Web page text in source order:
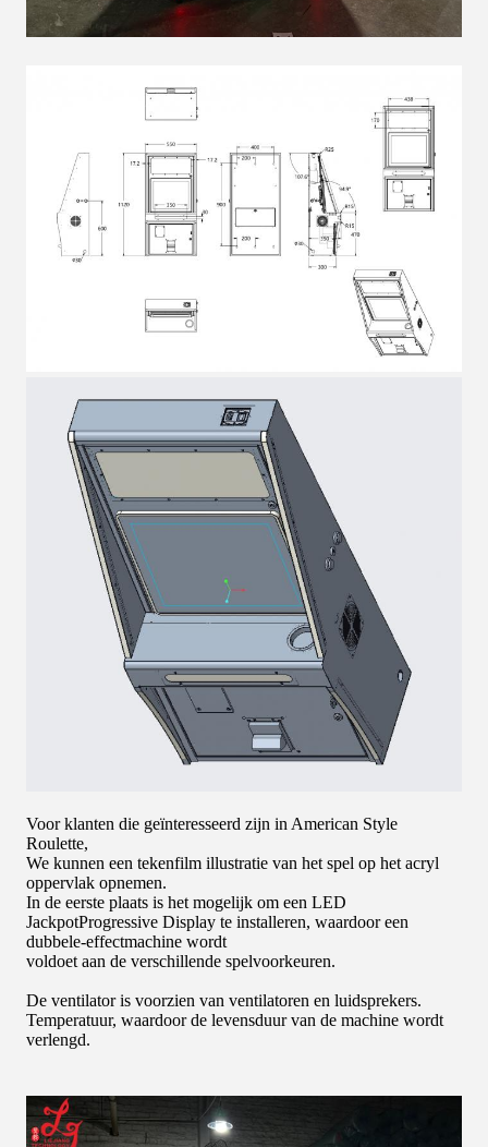
Voor klanten die geïnteresseerd zijn in American Style
Roulette,
We kunnen een tekenfilm illustratie van het spel op het acryl
oppervlak opnemen.
In de eerste plaats is het mogelijk om een LED
JackpotProgressive Display te installeren, waardoor een
dubbele-effectmachine wordt
voldoet aan de verschillende spelvoorkeuren.
De ventilator is voorzien van ventilatoren en luidsprekers.
Temperatuur, waardoor de levensduur van de machine wordt
verlengd.